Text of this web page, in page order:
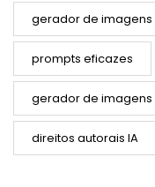
gerador de imagens
prompts eficazes
gerador de imagens
direitos autorais IA